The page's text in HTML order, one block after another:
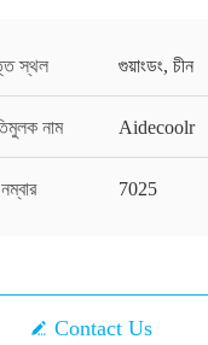
স্থল গুয়াংডং, চীন
নাম Aidecoolr
7025
Contact Us